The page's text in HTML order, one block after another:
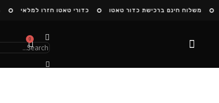
משלוח חינם ברכישת כדור טאטו כדורי טאטו חזרו למלאי
0